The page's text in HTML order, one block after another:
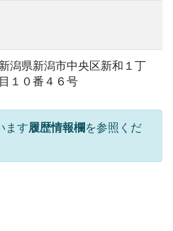
新潟県新潟市中央区新和１丁
目１０番４６号
ます履歴情報欄を参照くだ